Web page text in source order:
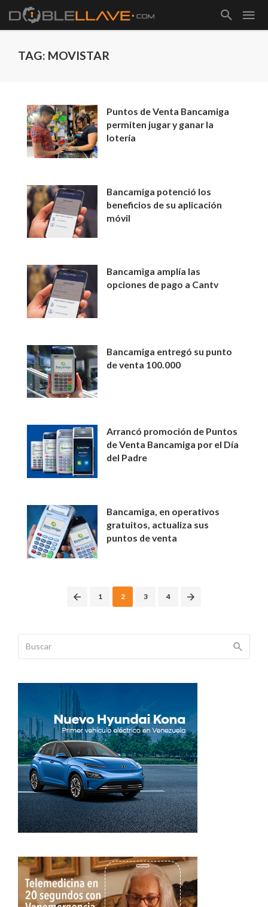
TAG: MOVISTAR
Puntos de Venta Bancamiga
permiten jugar y ganar la
lotería
Bancamiga potenció los
beneficios de su aplicación
móvil
Bancamiga amplía las
opciones de pago a Cantv
Bancamiga entregó su punto
de venta 100.000
Arrancó promoción de Puntos
de Venta Bancamiga por el Día
del Padre
Bancamiga, en operativos
gratuitos, actualiza sus
puntos de venta
1 2 3 4